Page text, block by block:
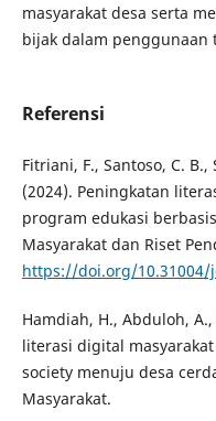
masyarakat desa serta
bijak dalam penggunaan
Referensi
Fitriani, F., Santoso, C.
(2024). Peningkatan
program edukasi
Masyarakat dan Riset
https://doi.org/10.31004/
Hamdiah, H., Abduloh,
literasi digital
society menuju desa
Masyarakat.